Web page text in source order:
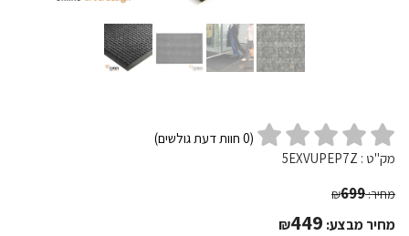
(
0 חוות דעת גולשים)
מק"ט : 5EXVUPEP7Z
מחיר: ₪699
מחיר מבצע: ₪449